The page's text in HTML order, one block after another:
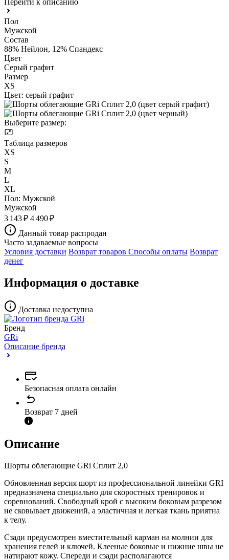
Пол
Мужской
Состав
88% Нейлон, 12% Спандекс
Цвет
Серый графит
Размер
XS
Цвет: серый графит
Выберите размер:
Таблица размеров
XS
S
M
L
XL
Пол: Мужской
Мужской
3 143 ₽ 4 490 ₽
Данный товар распродан
Часто задаваемые вопросы
Условия доставки Возврат товаров Способы оплаты Возврат
денег
Информация о доставке
Доставка недоступна
Бренд
GRi
Описание бренда
Безопасная оплата онлайн
Возврат 7 дней
Описание
Шорты облегающие GRi Сплит 2,0
Обновленная версия шорт из профессиональной линейки GRI
предназначена специально для скоростных тренировок и
соревнований. Свободный крой с высоким боковым разрезом
не сковывает движений, а эластичная и легкая ткань приятна
к телу.
Сзади предусмотрен вместительный карман на молнии для
хранения гелей и ключей. Клееные боковые и нижние швы не
натирают кожу. Спереди и сзади располагаются